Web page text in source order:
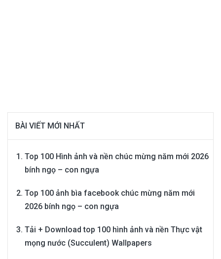
BÀI VIẾT MỚI NHẤT
Top 100 Hình ảnh và nền chúc mừng năm mới 2026
bính ngọ – con ngựa
Top 100 ảnh bìa facebook chúc mừng năm mới
2026 bính ngọ – con ngựa
Tải + Download top 100 hình ảnh và nền Thực vật
mọng nước (Succulent) Wallpapers